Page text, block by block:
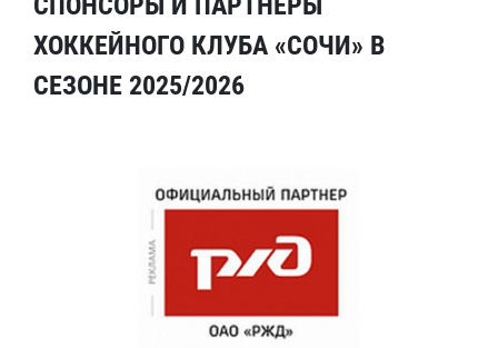
ХОККЕЙНОГО КЛУБА «СОЧИ» В
СЕЗОНЕ 2025/2026